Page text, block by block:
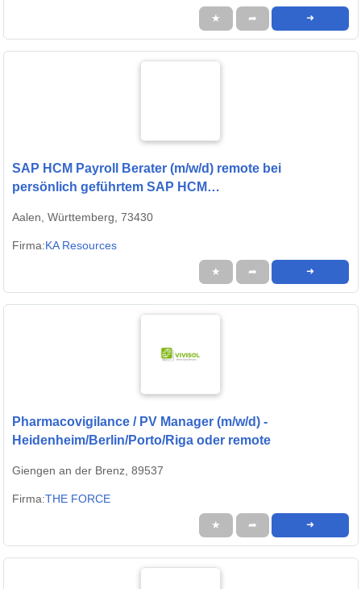
★ ➦ ➜
SAP HCM Payroll Berater (m/w/d) remote bei
persönlich geführtem SAP HCM
Aalen, Württemberg, 73430
Firma:KA Resources
★ ➦ ➜
Pharmacovigilance / PV Manager (m/w/d) -
Heidenheim/Berlin/Porto/Riga oder remote
Giengen an der Brenz, 89537
Firma:THE FORCE
★ ➦ ➜